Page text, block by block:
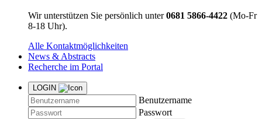
Wir unterstützen Sie persönlich unter0681 5866-4422 (Mo-Fr
8-18 Uhr).
Alle Kontaktmöglichkeiten
News & Abstracts
Recherche im Portal
LOGIN
Benutzername
Passwort